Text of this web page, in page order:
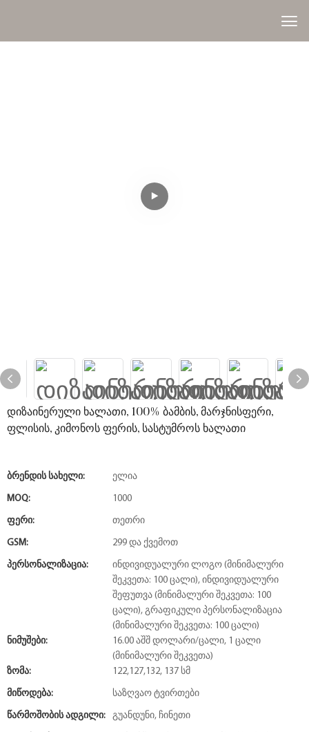
დიზაინერული ხალათი, 100% ბამბის, მარჯნისფერი,
ფლისის, კიმონოს ფერის, სასტუმროს ხალათი
Ბრენდის Სახელი: ელია
MOQ: 1000
Ფერი: თეთრი
GSM: 299 და ქვემოთ
Პერსონალიზაცია:
ინდივიდუალური ლოგო (მინიმალური
შეკვეთა: 100 ცალი), ინდივიდუალური
შეფუთვა (მინიმალური შეკვეთა: 100
ცალი), გრაფიკული პერსონალიზაცია
(მინიმალური შეკვეთა: 100 ცალი)
Ნიმუშები:
16.00 აშშ დოლარი/ცალი, 1 ცალი
(მინიმალური შეკვეთა)
Ზომა:
122,127,132, 137 სმ
Მიწოდება: საზღვაო ტვირთები
Წარმოშობის Ადგილი: გუანდუნი, ჩინეთი